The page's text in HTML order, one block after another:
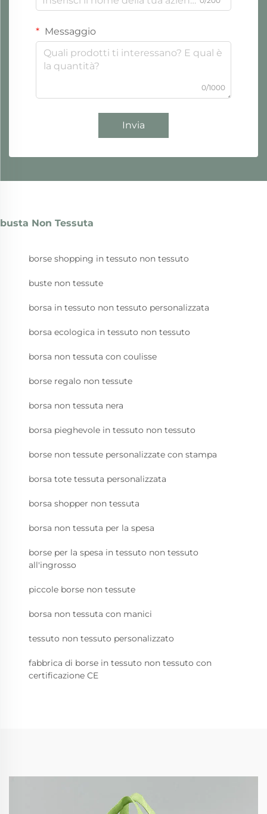
Messaggio
0/1000
Invia
busta Non Tessuta
borse shopping in tessuto non tessuto
buste non tessute
borsa in tessuto non tessuto personalizzata
borsa ecologica in tessuto non tessuto
borsa non tessuta con coulisse
borse regalo non tessute
borsa non tessuta nera
borsa pieghevole in tessuto non tessuto
borse non tessute personalizzate con stampa
borsa tote tessuta personalizzata
borsa shopper non tessuta
borsa non tessuta per la spesa
borse per la spesa in tessuto non tessuto
all'ingrosso
piccole borse non tessute
borsa non tessuta con manici
tessuto non tessuto personalizzato
fabbrica di borse in tessuto non tessuto con
certificazione CE